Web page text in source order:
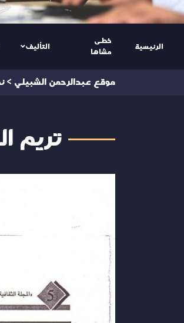
الرئيسية
خطى
مشاها
التأليف
موقع عبدالرحمن الشبيلي >
تريم